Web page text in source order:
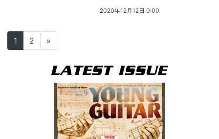
2020年12月12日 0:00
投稿ナビゲーション
1 2 »